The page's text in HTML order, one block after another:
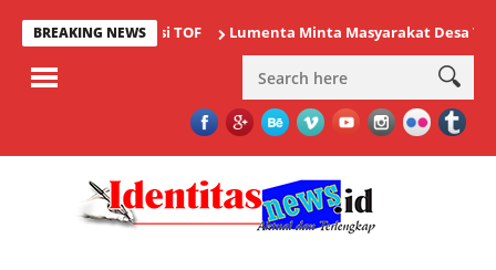
BREAKING NEWS
Bergengsi TOF Lumenta Minta Masyarakat Desa Tolok